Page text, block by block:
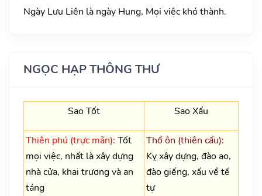
Ngày Lưu Liên là ngày Hung, Mọi việc khó thành.
NGỌC HẠP THÔNG THƯ
Sao Tốt Sao Xấu
Thiên phú (trực mãn): Tốt
mọi việc, nhất là xây dựng
nhà cửa, khai trương và an
táng
Thổ ôn (thiên cẩu):
Kỵ xây dựng, đào ao,
đào giếng, xấu về tế
tự